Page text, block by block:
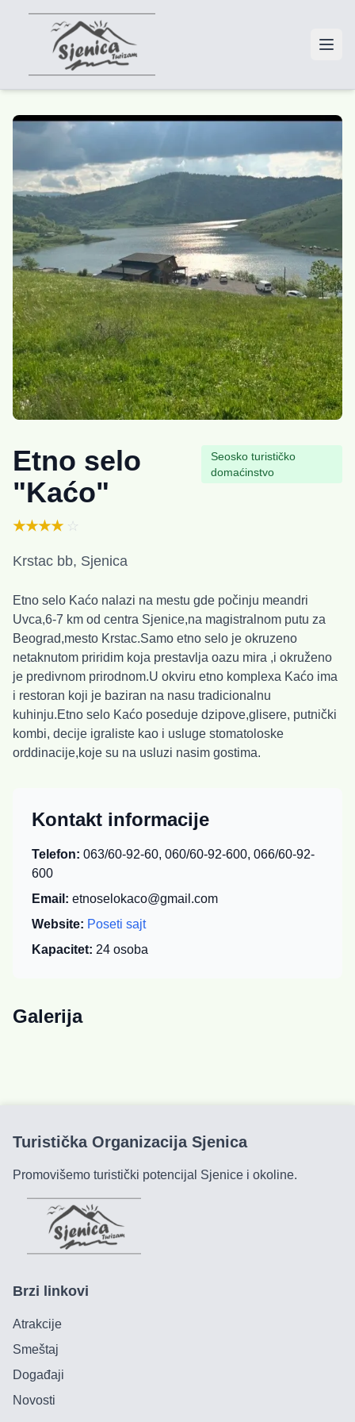
Etno selo
"Kaćo"
★★★★ ☆
Seosko turističko
domaćinstvo
Krstac bb, Sjenica
Etno selo Kaćo nalazi na mestu gde počinju meandri
Uvca,6-7 km od centra Sjenice,na magistralnom putu za
Beograd,mesto Krstac.Samo etno selo je okruzeno
netaknutom priridim koja prestavlja oazu mira ,i okruženo
je predivnom prirodnom.U okviru etno komplexa Kaćo ima
i restoran koji je baziran na nasu tradicionalnu
kuhinju.Etno selo Kaćo poseduje dzipove,glisere, putnički
kombi, decije igraliste kao i usluge stomatoloske
orddinacije,koje su na usluzi nasim gostima.
Kontakt informacije
Telefon: 063/60-92-60, 060/60-92-600, 066/60-92-
600
Email: etnoselokaco@gmail.com
Website: Poseti sajt
Kapacitet: 24 osoba
Galerija
Turistička Organizacija Sjenica
Promovišemo turistički potencijal Sjenice i okoline.
Brzi linkovi
Atrakcije
Smeštaj
Događaji
Novosti